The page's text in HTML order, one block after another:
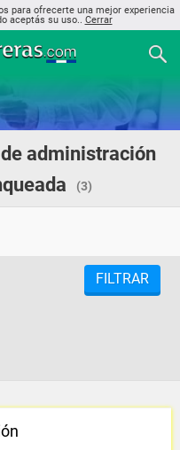
para ofrecerte una mejor experiencia
aceptás su uso.. Cerrar
administración
(3)
FILTRAR